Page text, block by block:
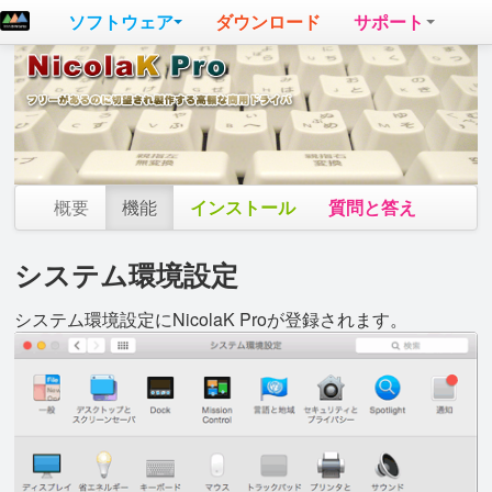
ソフトウェア ダウンロード サポート
概要 機能 インストール 質問と答え
システム環境設定
システム環境設定にNicolaK Proが登録されます。